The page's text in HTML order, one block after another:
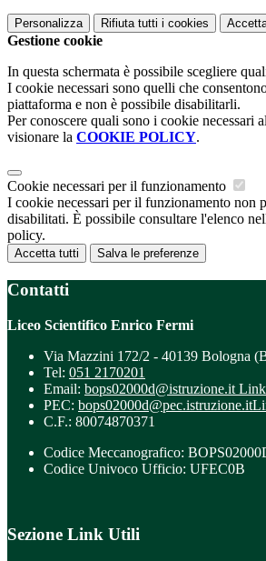
Personalizza Rifiuta tutti i cookies
Gestione cookie
In questa schermata è possibile scegliere
I cookie necessari sono quelli che
piattaforma e non è possibile disabilitarli.
Per conoscere quali sono i cookie necessari
visionare la COOKIE POLICY.
Cookie necessari per il funzionamento
I cookie necessari per il funzionamento non
disabilitati. È possibile consultare l'elenco
policy.
Accetta tutti Salva le preferenze
Contatti
Liceo Scientifico Enrico Fermi
Via Mazzini 172/2 - 40139 Bologna
Tel: 051 2170201
Email: bops02000d@istruzione.it Link
PEC: bops02000d@pec.istruzione.it
C.F.: 80074870371
Codice Meccanografico:
Codice Univoco Ufficio: UFEC0B
Sezione Link Utili